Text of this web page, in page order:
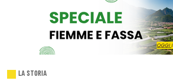
LA STORIA